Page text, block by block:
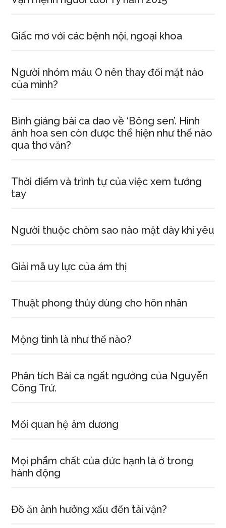
Giấc mơ với các bệnh nội, ngoại khoa
Người nhóm máu O nên thay đổi mặt nào
của mình?
Bình giảng bài ca dao về ‘Bông sen’. Hình
ảnh hoa sen còn được thể hiện như thế nào
qua thơ văn?
Thời điểm và trình tự của việc xem tướng
tay
Người thuộc chòm sao nào mặt dày khi yêu
Giải mã uy lực của ám thị
Thuật phong thủy dùng cho hôn nhân
Mộng tình là như thế nào?
Phân tích Bài ca ngất ngưởng của Nguyễn
Công Trứ.
Mối quan hệ âm dương
Mọi phẩm chất của đức hạnh là ở trong
hành động
Đồ ăn ảnh hưởng xấu đến tài vận?